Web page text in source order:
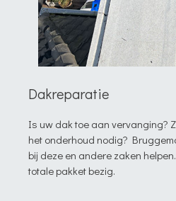
Dakreparatie
Is uw dak toe aan vervanging?
het onderhoud nodig?
bij deze en andere zaken
totale pakket bezig.